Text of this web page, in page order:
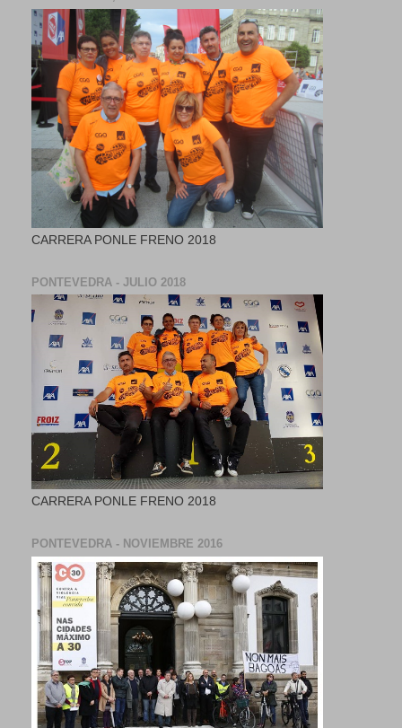
CARRERA PONLE FRENO 2018
PONTEVEDRA - JULIO 2018
CARRERA PONLE FRENO 2018
PONTEVEDRA - NOVIEMBRE 2016